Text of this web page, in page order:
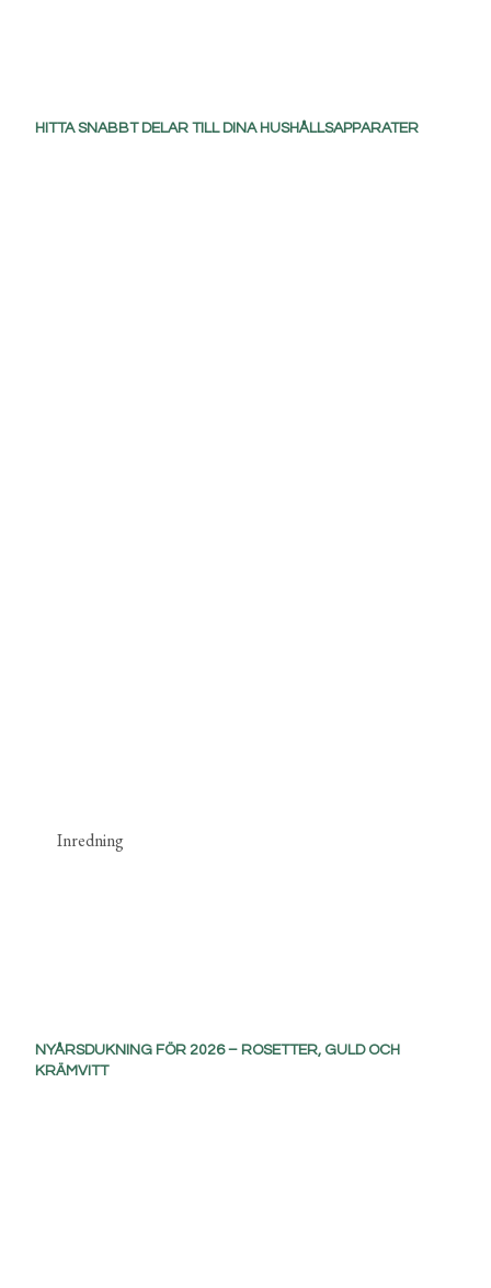
HITTA SNABBT DELAR TILL DINA HUSHÅLLSAPPARATER
Inredning
NYÅRSDUKNING FÖR 2026 – ROSETTER, GULD OCH
KRÄMVITT